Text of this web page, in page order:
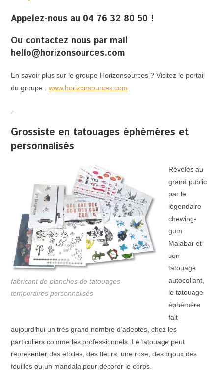
Appelez-nous au 04 76 32 80 50 !
Ou contactez nous par mail
hello@horizonsources.com
En savoir plus sur le groupe Horizonsources ? Visitez le portail
du groupe :www.horizonsources.com
Grossiste en tatouages éphémères et
personnalisés
fabricant de planches de tatouages
temporaires personnalisés
Révélés au
grand public
par le
légendaire
chewing-
gum
Malabar et
son
tatouage
autocollant,
le tatouage
éphémère
fait
aujourd’hui un très grand nombre d’adeptes, chez les
particuliers comme les professionnels. Le tatouage peut
représenter des étoiles, des fleurs, une rose, des bijoux des
feuilles ou un mandala pour décorer le corps.